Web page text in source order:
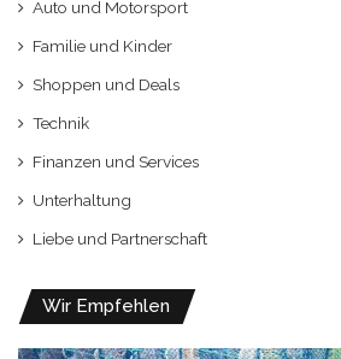
Auto und Motorsport
Familie und Kinder
Shoppen und Deals
Technik
Finanzen und Services
Unterhaltung
Liebe und Partnerschaft
Wir Empfehlen